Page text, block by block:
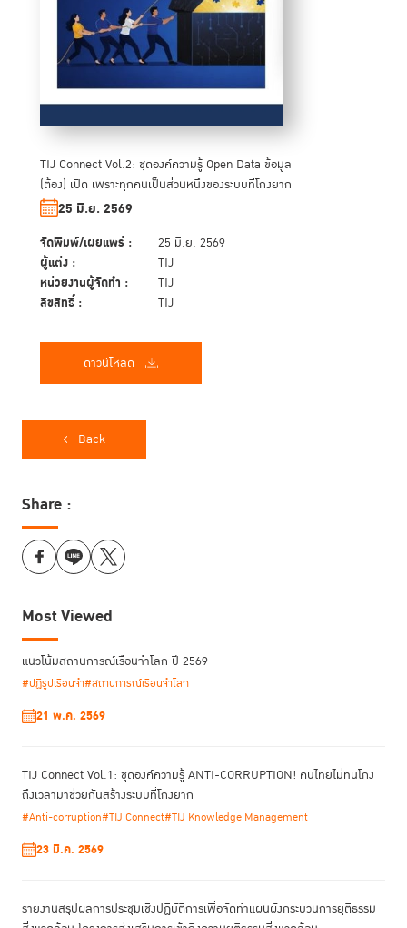
TIJ Connect Vol.2: ชุดองค์ความรู้ Open Data ข้อมูล
(ต้อง) เปิด เพราะทุกคนเป็นส่วนหนึ่งของระบบที่โกงยาก
25 มิ.ย. 2569
จัดพิมพ์/เผยแพร่ : 25 มิ.ย. 2569
ผู้แต่ง : TIJ
หน่วยงานผู้จัดทำ : TIJ
ลิขสิทธิ์ : TIJ
ดาวน์โหลด
Back
Share :
Most Viewed
แนวโน้มสถานการณ์เรือนจำโลก ปี 2569
#ปฏิรูปเรือนจำ#สถานการณ์เรือนจำโลก
21 พ.ค. 2569
TIJ Connect Vol.1: ชุดองค์ความรู้ ANTI-CORRUPTION! คนไทยไม่ทนโกง
ถึงเวลามาช่วยกันสร้างระบบที่โกงยาก
#Anti-corruption#TIJ Connect#TIJ Knowledge Management
23 มี.ค. 2569
รายงานสรุปผลการประชุมเชิงปฏิบัติการเพื่อจัดทําแผนผังกระบวนการยุติธรรม